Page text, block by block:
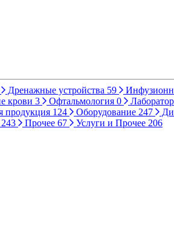
Дренажные устройства 59
крови 3 Офтальмология 0
продукция 124 Оборудование 247
243 Прочее 67 Услуги и Прочее 206